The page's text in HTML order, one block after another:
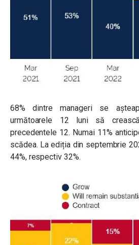
68% dintre manageri se
următoarele 12 luni să
precedentele 12. Numai 11%
scădea. La ediția din septembrie
44%, respectiv 32%.